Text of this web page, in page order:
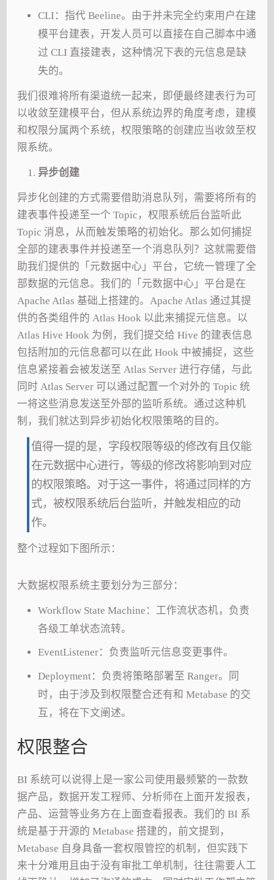
CLI：指代 Beeline。由于并未完全约束用户在建
模平台建表，开发人员可以直接在自己脚本中通
过 CLI 直接建表，这种情况下表的元信息是缺
失的。
我们很难将所有渠道统一起来，即便最终建表行为可
以收敛至建模平台，但从系统边界的角度考虑，建模
和权限分属两个系统，权限策略的创建应当收敛至权
限系统。
异步创建
异步化创建的方式需要借助消息队列，需要将所有的
建表事件投递至一个 Topic，权限系统后台监听此
Topic 消息，从而触发策略的初始化。那么如何捕捉
全部的建表事件并投递至一个消息队列？这就需要借
助我们提供的「元数据中心」平台，它统一管理了全
部数据的元信息。我们的「元数据中心」平台是在
Apache Atlas 基础上搭建的。Apache Atlas 通过其提
供的各类组件的 Atlas Hook 以此来捕捉元信息。以
Atlas Hive Hook 为例，我们提交给 Hive 的建表信息
包括附加的元信息都可以在此 Hook 中被捕捉，这些
信息紧接着会被发送至 Atlas Server 进行存储，与此
同时 Atlas Server 可以通过配置一个对外的 Topic 统
一将这些消息发送至外部的监听系统。通过这种机
制，我们就达到异步初始化权限策略的目的。
值得一提的是，字段权限等级的修改有且仅能
在元数据中心进行，等级的修改将影响到对应
的权限策略。对于这一事件，将通过同样的方
式，被权限系统后台监听，并触发相应的动
作。
整个过程如下图所示：
大数据权限系统主要划分为三部分：
Workflow State Machine：工作流状态机，负责
各级工单状态流转。
EventListener：负责监听元信息变更事件。
Deployment：负责将策略部署至 Ranger。同
时，由于涉及到权限整合还有和 Metabase 的交
互，将在下文阐述。
权限整合
BI 系统可以说得上是一家公司使用最频繁的一款数
据产品，数据开发工程师、分析师在上面开发报表，
产品、运营等业务方在上面查看报表。我们的 BI 系
统是基于开源的 Metabase 搭建的，前文提到，
Metabase 自身具备一套权限管控的机制，但实践下
来十分难用且由于没有审批工单机制，往往需要人工